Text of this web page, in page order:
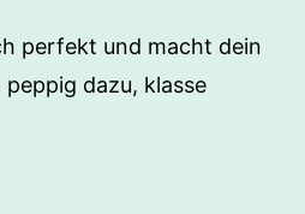
perfekt und macht dein
peppig dazu, klasse